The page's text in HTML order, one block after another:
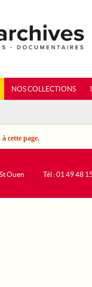
NOS COLLECTIONS
cette page.
Ouen
Tél : 01 49 48